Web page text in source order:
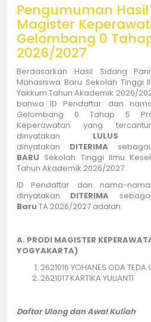
Pengumuman Hasil
Magister
Gelombang 0
2026/2027
Berdasarkan Hasil Sidang
Mahasiswa Baru Sekolah Tinggi
Yakkum Tahun Akademik 2026/
bahwa ID Pendaftar dan
Gelombang 0 Tahap 5
Keperawatan yang
dinyatakan LULUS
dinyatakan DITERIMA
BARU Sekolah Tinggi Ilmu
Tahun Akademik 2026/2027.
ID Pendaftar dan nama-
dinyatakan DITERIMA
BaruTA 2026/2027 adalah:
A. PRODI MAGISTER
YOGYAKARTA)
2621016 YOHANES ODA TEDA
2621017 KARTIKA YULIANTI
Daftar Ulang dan Awal Kuliah